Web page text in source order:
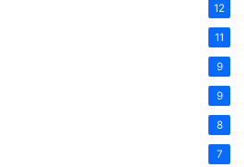
12
11
9
9
8
7